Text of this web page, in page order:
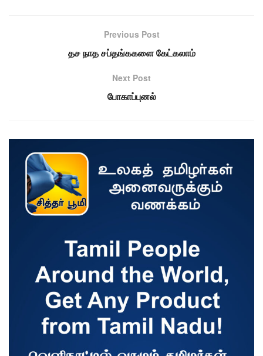
Previous Post
தச நாத சப்தங்ககளை கேட்கலாம்
Next Post
போகாப்புனல்